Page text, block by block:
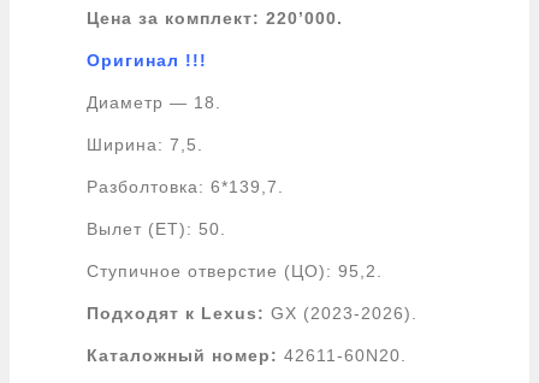
Цена за комплект: 220’000.
Оригинал !!!
Диаметр — 18.
Ширина: 7,5.
Разболтовка: 6*139,7.
Вылет (ЕТ): 50.
Ступичное отверстие (ЦО): 95,2.
Подходят к Lexus: GX (2023-2026).
Каталожный номер: 42611-60N20.